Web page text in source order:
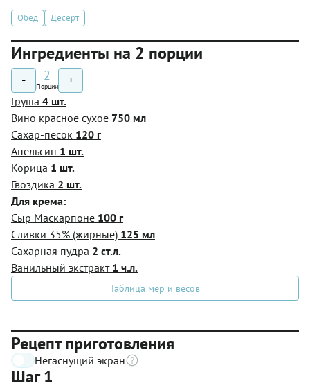
Обед Десерт
Ингредиенты на 2 порции
- 2
Порции +
Груша 4 шт.
Вино красное сухое 750 мл
Сахар-песок 120 г
Апельсин 1 шт.
Корица 1 шт.
Гвоздика 2 шт.
Для крема:
Сыр Маскарпоне 100 г
Сливки 35% (жирные) 125 мл
Сахарная пудра 2 ст.л.
Ванильный экстракт 1 ч.л.
Таблица мер и весов
Рецепт приготовления
Негаснущий экран
Шаг 1